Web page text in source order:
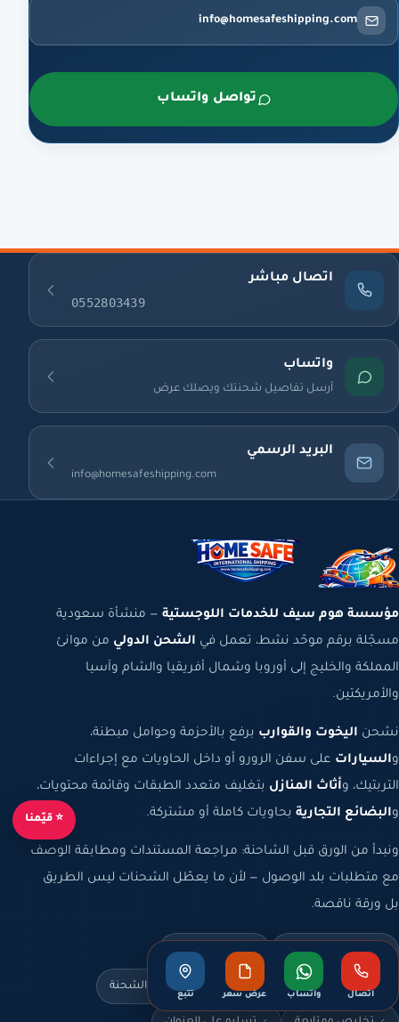
info@homesafeshipping.com
تواصل واتساب
اتصال مباشر
0552803439
واتساب
أرسل تفاصيل شحنتك ويصلك عرض
البريد الرسمي
info@homesafeshipping.com
مؤسسة هوم سيف للخدمات اللوجستية — منشأة سعودية
مسجّلة برقم موحّد نشط، تعمل في الشحن الدولي من موانئ
المملكة والخليج إلى أوروبا وشمال أفريقيا والشام وآسيا
والأمريكتين.
نشحن اليخوت والقوارب برفع بالأحزمة وحوامل مبطنة،
والسيارات على سفن الرورو أو داخل الحاويات مع إجراءات
التربتيك، وأثاث المنازل بتغليف متعدد الطبقات وقائمة محتويات،
والبضائع التجارية بحاويات كاملة أو مشتركة.
ونبدأ من الورق قبل الشاحنة: مراجعة المستندات ومطابقة الوصف
مع متطلبات بلد الوصول — لأن ما يعطّل الشحنات ليس الطريق
بل ورقة ناقصة.
سجل تجاري نشط مسجّلة ضريبياً
عرض مكتوب قبل التنفيذ تثبيت يناسب الشحنة
اتصال واتساب عرض سعر تتبع
⭐ قيّمنا